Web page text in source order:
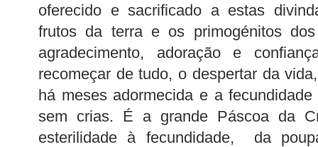
oferecido e sacrificado a estas
frutos da terra e os primogénitos
agradecimento, adoração e
recomeçar de tudo, o despertar da
há meses adormecida e a
sem crias. É a grande Páscoa da
esterilidade à fecundidade, da